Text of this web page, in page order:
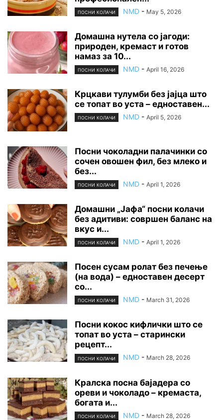
ПОСНИ КОЛАЧИ NMD - May 5, 2026
Домашна нутела со јагоди:
природен, кремаст и готов
намаз за 10...
ПОСНИ КОЛАЧИ NMD - April 16, 2026
Крцкави тулумби без јајца што
се топат во уста – едноставен...
ПОСНИ КОЛАЧИ NMD - April 5, 2026
Посни чоколадни палачинки со
сочен овошен фил, без млеко и
без...
ПОСНИ КОЛАЧИ NMD - April 1, 2026
Домашни „Јафа“ посни колачи
без адитиви: совршен баланс на
вкус и...
ПОСНИ КОЛАЧИ NMD - April 1, 2026
Посен сусам ролат без печење
(на вода) – едноставен десерт
со...
ПОСНИ КОЛАЧИ NMD - March 31, 2026
Посни кокос кифлички што се
топат во уста – старински
рецепт...
ПОСНИ КОЛАЧИ NMD - March 28, 2026
Кралска посна бајадера со
ореви и чоколадо – кремаста,
богата и...
ПОСНИ КОЛАЧИ NMD - March 28, 2026